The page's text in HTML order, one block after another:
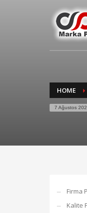
HOME
7 Ağustos
Firma
Kalite